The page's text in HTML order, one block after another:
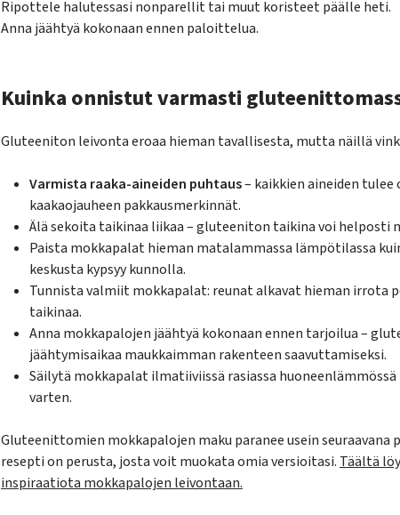
Ripottele halutessasi nonparellit tai muut koristeet päälle heti.
Anna jäähtyä kokonaan ennen paloittelua.
Kuinka onnistut varmasti
Gluteeniton leivonta eroaa hieman tavallisesta, mutta näillä
Varmista raaka-aineiden puhtaus– kaikkien aineiden
kaakaojauheen pakkausmerkinnät.
Älä sekoita taikinaa liikaa – gluteeniton taikina voi
Paista mokkapalat hieman matalammassa lämpötilassa
keskusta kypsyy kunnolla.
Tunnista valmiit mokkapalat: reunat alkavat hieman irrota
taikinaa.
Anna mokkapalojen jäähtyä kokonaan ennen tarjoilua –
jäähtymisaikaa maukkaimman rakenteen saavuttamiseksi.
Säilytä mokkapalat ilmatiiviissä rasiassa
varten.
Gluteenittomien mokkapalojen maku paranee usein seuraavana
resepti on perusta, josta voit muokata omia versioitasi. Täältä
inspiraatiota mokkapalojen leivontaan.